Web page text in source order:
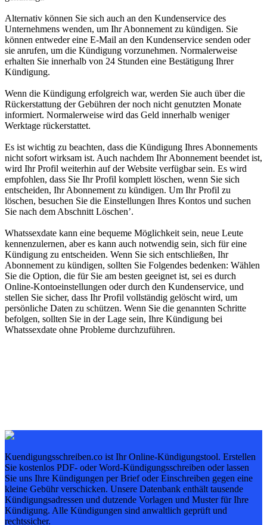
Alternativ können Sie sich auch an den Kundenservice des
Unternehmens wenden, um Ihr Abonnement zu kündigen. Sie
können entweder eine E-Mail an den Kundenservice senden oder
sie anrufen, um die Kündigung vorzunehmen. Normalerweise
erhalten Sie innerhalb von 24 Stunden eine Bestätigung Ihrer
Kündigung.
Wenn die Kündigung erfolgreich war, werden Sie auch über die
Rückerstattung der Gebühren der noch nicht genutzten Monate
informiert. Normalerweise wird das Geld innerhalb weniger
Werktage rückerstattet.
Es ist wichtig zu beachten, dass die Kündigung Ihres Abonnements
nicht sofort wirksam ist. Auch nachdem Ihr Abonnement beendet ist,
wird Ihr Profil weiterhin auf der Website verfügbar sein. Es wird
empfohlen, dass Sie Ihr Profil komplett löschen, wenn Sie sich
entscheiden, Ihr Abonnement zu kündigen. Um Ihr Profil zu
löschen, besuchen Sie die Einstellungen Ihres Kontos und suchen
Sie nach dem Abschnitt Löschen’.
Whatssexdate kann eine bequeme Möglichkeit sein, neue Leute
kennenzulernen, aber es kann auch notwendig sein, sich für eine
Kündigung zu entscheiden. Wenn Sie sich entschließen, Ihr
Abonnement zu kündigen, sollten Sie Folgendes bedenken: Wählen
Sie die Option, die für Sie am besten geeignet ist, sei es durch
Online-Kontoeinstellungen oder durch den Kundenservice, und
stellen Sie sicher, dass Ihr Profil vollständig gelöscht wird, um
persönliche Daten zu schützen. Wenn Sie die genannten Schritte
befolgen, sollten Sie in der Lage sein, Ihre Kündigung bei
Whatssexdate ohne Probleme durchzuführen.
Kuendigungsschreiben.co ist Ihr Online-Kündigungstool. Erstellen
Sie kostenlos PDF- oder Word-Kündigungsschreiben oder lassen
Sie uns Ihre Kündigungen per Brief oder Einschreiben gegen eine
kleine Gebühr verschicken. Unsere Datenbank enthält tausende
Kündigungsadressen und dutzende Vorlagen und Muster für Ihre
Kündigung. Alle Kündigungen sind anwaltlich geprüft und
rechtssicher.